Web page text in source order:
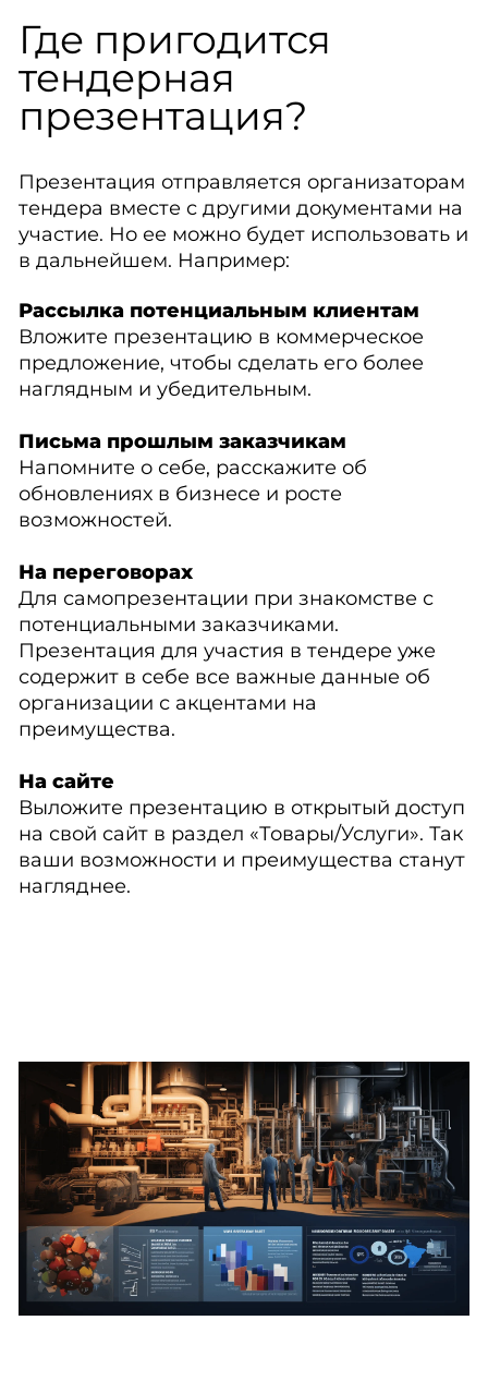
Где пригодится
тендерная
презентация?
Презентация отправляется организаторам
тендера вместе с другими документами на
участие. Но ее можно будет использовать и
в дальнейшем. Например:
Рассылка потенциальным клиентам
Вложите презентацию в коммерческое
предложение, чтобы сделать его более
наглядным и убедительным.
Письма прошлым заказчикам
Напомните о себе, расскажите об
обновлениях в бизнесе и росте
возможностей.
На переговорах
Для самопрезентации при знакомстве с
потенциальными заказчиками.
Презентация для участия в тендере уже
содержит в себе все важные данные об
организации с акцентами на
преимущества.
На сайте
Выложите презентацию в открытый доступ
на свой сайт в раздел «Товары/Услуги». Так
ваши возможности и преимущества станут
нагляднее.